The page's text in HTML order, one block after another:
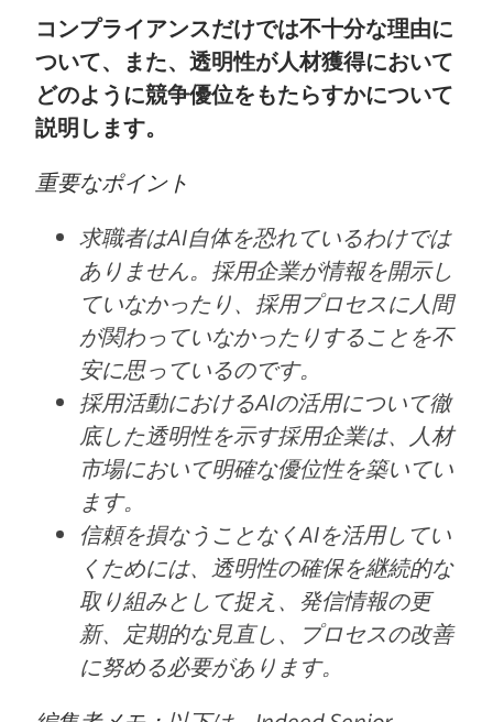
コンプライアンスだけでは不十分な理由に
ついて、また、透明性が人材獲得において
どのように競争優位をもたらすかについて
説明します。
重要なポイント
求職者はAI自体を恐れているわけでは
ありません。採用企業が情報を開示し
ていなかったり、採用プロセスに人間
が関わっていなかったりすることを不
安に思っているのです。
採用活動におけるAIの活用について徹
底した透明性を示す採用企業は、人材
市場において明確な優位性を築いてい
ます。
信頼を損なうことなくAIを活用してい
くためには、透明性の確保を継続的な
取り組みとして捉え、発信情報の更
新、定期的な見直し、プロセスの改善
に努める必要があります。